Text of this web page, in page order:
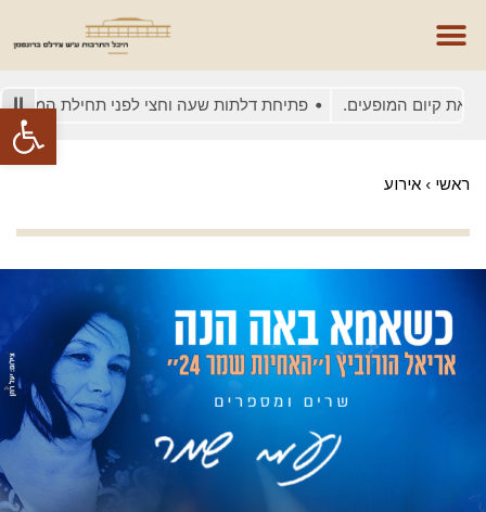
פתח קיום המופעים. פתיחת דלתות שעה וחצי לפני תחילת המופע
ראשי › אירוע